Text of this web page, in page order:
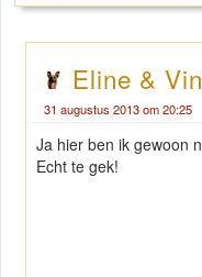
Eline &
31 augustus 2013 om 20:25
Ja hier ben ik gewoon
Echt te gek!